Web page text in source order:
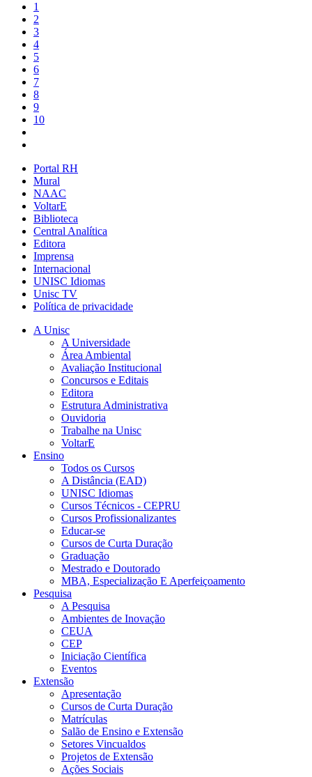
1
2
3
4
5
6
7
8
9
10
Portal RH
Mural
NAAC
VoltarE
Biblioteca
Central Analítica
Editora
Imprensa
Internacional
UNISC Idiomas
Unisc TV
Política de privacidade
A Unisc
A Universidade
Área Ambiental
Avaliação Institucional
Concursos e Editais
Editora
Estrutura Administrativa
Ouvidoria
Trabalhe na Unisc
VoltarE
Ensino
Todos os Cursos
A Distância (EAD)
UNISC Idiomas
Cursos Técnicos - CEPRU
Cursos Profissionalizantes
Educar-se
Cursos de Curta Duração
Graduação
Mestrado e Doutorado
MBA, Especialização E Aperfeiçoamento
Pesquisa
A Pesquisa
Ambientes de Inovação
CEUA
CEP
Iniciação Científica
Eventos
Extensão
Apresentação
Cursos de Curta Duração
Matrículas
Salão de Ensino e Extensão
Setores Vincualdos
Projetos de Extensão
Ações Sociais